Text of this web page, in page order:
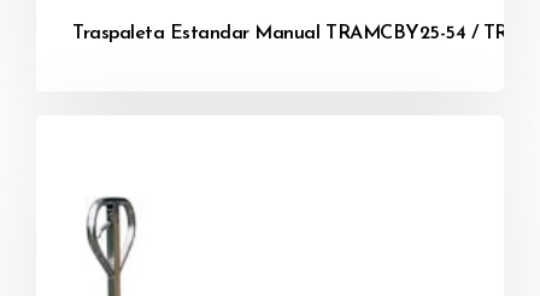
Traspaleta Estandar Manual TRAMCBY25-54 /